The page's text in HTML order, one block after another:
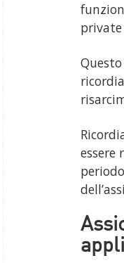
essere